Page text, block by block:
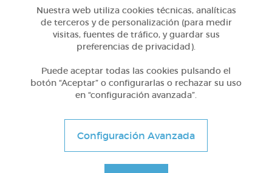
1º Primaria (6-7 años)
Conociendo nuestro cuerpo
Nuestra web utiliza cookies técnicas, analíticas
de terceros y de personalización (para medir
visitas, fuentes de tráfico, y guardar sus
preferencias de privacidad).
Puede aceptar todas las cookies pulsando el
botón “Aceptar” o configurarlas o rechazar su uso
en “configuración avanzada”.
Configuración Avanzada